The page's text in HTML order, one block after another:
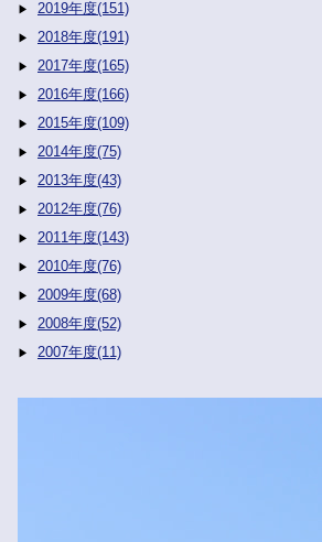
2019年度(151)
2018年度(191)
2017年度(165)
2016年度(166)
2015年度(109)
2014年度(75)
2013年度(43)
2012年度(76)
2011年度(143)
2010年度(76)
2009年度(68)
2008年度(52)
2007年度(11)